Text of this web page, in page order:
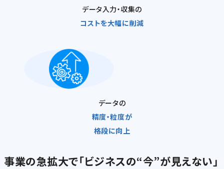
データ入力・収集の
コストを大幅に削減
データの
精度・粒度が
格段に向上
事業の急拡大で「ビジネスの“今”が見えない」